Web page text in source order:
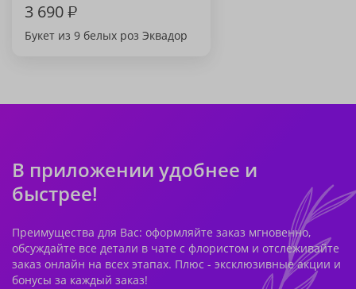
3 690₽
Букет из 9 белых роз Эквадор
В приложении удобнее и
быстрее!
Преимущества для Вас: оформляйте заказ мгновенно,
обсуждайте все детали в чате с флористом и отслеживайте
заказ онлайн на всех этапах. Плюс - эксклюзивные акции и
бонусы за каждый заказ!